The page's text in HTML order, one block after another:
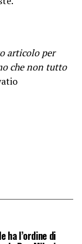
articolo per
che non tutto
ha l’ordine di